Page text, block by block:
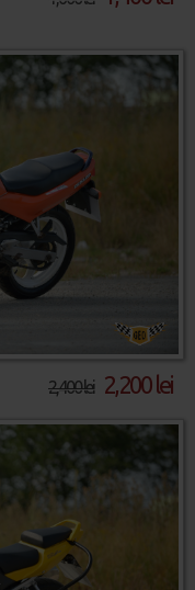
2,400 lei 2,200 lei